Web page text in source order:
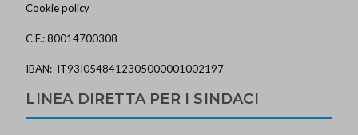
Cookie policy
C.F.: 80014700308
IBAN: IT93I0548412305000001002197
LINEA DIRETTA PER I SINDACI